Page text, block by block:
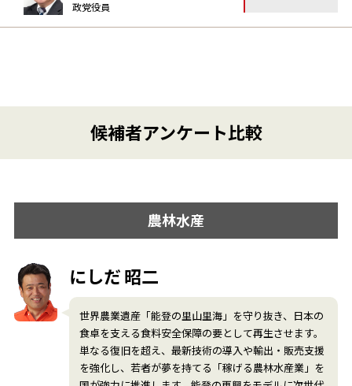
政党役員
候補者アンケート比較
農林水産
にしだ 昭二
世界農業遺産「能登の里山里海」を守り抜き、日本の
食卓を支える食料安全保障の要として再生させます。
単なる復旧を超え、最新技術の導入や輸出・販売支援
を強化し、若者が夢を持てる「稼げる農林水産業」を